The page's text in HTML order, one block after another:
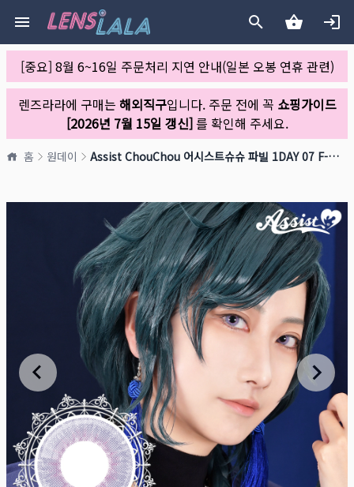
[중요] 8월 6~16일 주문처리 지연 안내(일본 오봉 연휴 관련)
렌즈라라에 구매는 해외직구입니다. 주문 전에 꼭 쇼핑가이드
[2026년 7월 15일 갱신]를 확인해 주세요.
홈 원데이 Assist ChouChou 어시스트슈슈 파빌 1DAY 07 F-라벤더(1박스 6개들이)